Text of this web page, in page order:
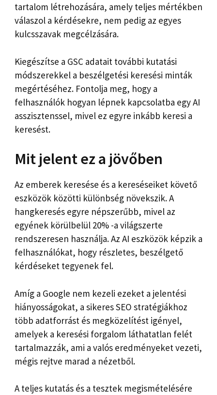
tartalom létrehozására, amely teljes mértékben
válaszol a kérdésekre, nem pedig az egyes
kulcsszavak megcélzására.
Kiegészítse a GSC adatait további kutatási
módszerekkel a beszélgetési keresési minták
megértéséhez. Fontolja meg, hogy a
felhasználók hogyan lépnek kapcsolatba egy AI
asszisztenssel, mivel ez egyre inkább keresi a
keresést.
Mit jelent ez a jövőben
Az emberek keresése és a kereséseiket követő
eszközök közötti különbség növekszik. A
hangkeresés egyre népszerűbb, mivel az
egyének körülbelül 20% -a világszerte
rendszeresen használja. Az AI eszközök képzik a
felhasználókat, hogy részletes, beszélgető
kérdéseket tegyenek fel.
Amíg a Google nem kezeli ezeket a jelentési
hiányosságokat, a sikeres SEO stratégiákhoz
több adatforrást és megközelítést igényel,
amelyek a keresési forgalom láthatatlan felét
tartalmazzák, ami a valós eredményeket vezeti,
mégis rejtve marad a nézetből.
A teljes kutatás és a tesztek megismételésére